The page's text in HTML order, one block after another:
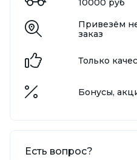
10000 руб
Привезём
заказ
Только
Бонусы,
Есть вопрос?